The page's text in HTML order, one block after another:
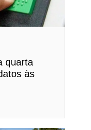
quarta
às